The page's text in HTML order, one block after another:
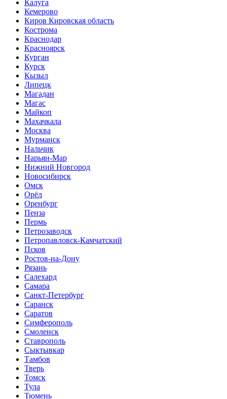
Калуга
Кемерово
Киров Кировская область
Кострома
Краснодар
Красноярск
Курган
Курск
Кызыл
Липецк
Магадан
Магас
Майкоп
Махачкала
Москва
Мурманск
Нальчик
Нарьян-Мар
Нижний Новгород
Новосибирск
Омск
Орёл
Оренбург
Пенза
Пермь
Петрозаводск
Петропавловск-Камчатский
Псков
Ростов-на-Дону
Рязань
Салехард
Самара
Санкт-Петербург
Саранск
Саратов
Симферополь
Смоленск
Ставрополь
Сыктывкар
Тамбов
Тверь
Томск
Тула
Тюмень